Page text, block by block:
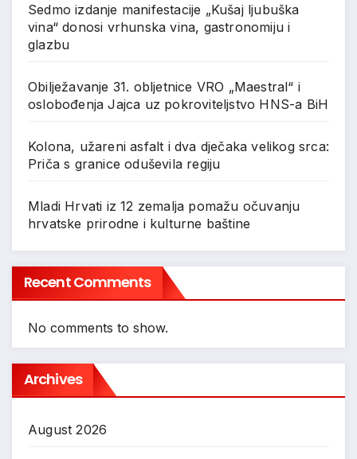
Sedmo izdanje manifestacije „Kušaj ljubuška
vina“ donosi vrhunska vina, gastronomiju i
glazbu
Obilježavanje 31. obljetnice VRO „Maestral“ i
oslobođenja Jajca uz pokroviteljstvo HNS-a BiH
Kolona, užareni asfalt i dva dječaka velikog srca:
Priča s granice oduševila regiju
Mladi Hrvati iz 12 zemalja pomažu očuvanju
hrvatske prirodne i kulturne baštine
Recent Comments
No comments to show.
Archives
August 2026